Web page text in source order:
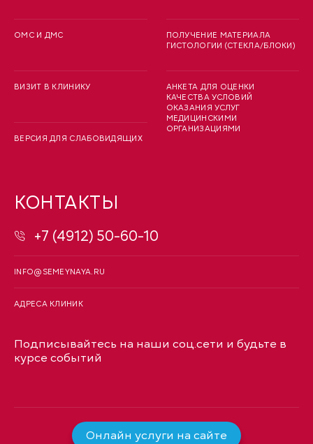
ОМС И ДМС
ВИЗИТ В КЛИНИКУ
ВЕРСИЯ ДЛЯ СЛАБОВИДЯЩИХ
ПОЛУЧЕНИЕ МАТЕРИАЛА
ГИСТОЛОГИИ (СТЕКЛА/БЛОКИ)
АНКЕТА ДЛЯ ОЦЕНКИ
КАЧЕСТВА УСЛОВИЙ
ОКАЗАНИЯ УСЛУГ
МЕДИЦИНСКИМИ
ОРГАНИЗАЦИЯМИ
КОНТАКТЫ
+7 (4912) 50-60-10
INFO@SEMEYNAYA.RU
АДРЕСА КЛИНИК
Подписывайтесь на наши соц.сети и будьте в
курсе событий
Онлайн услуги на сайте